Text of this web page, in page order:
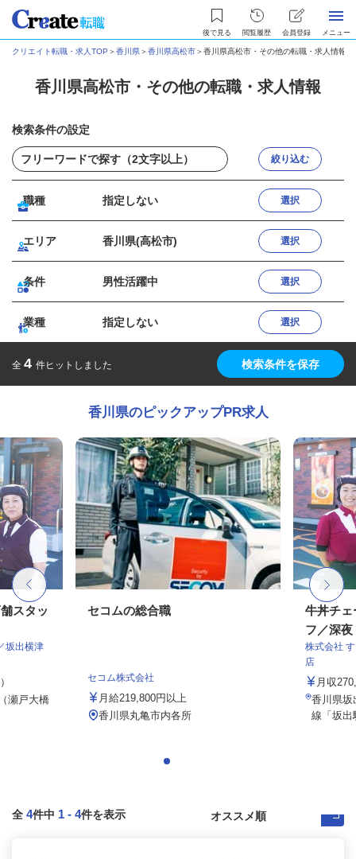
後で見る 閲覧履歴 会員登録 メニュー
クリエイト転職・求人TOP ＞香川県＞香川県高松市＞香川県高松市・その他の転職・求人情報
香川県高松市・その他の転職・求人情報
検索条件の設定
絞り込む
職種 指定しない 選択
エリア 香川県(高松市) 選択
条件 男性活躍中 選択
業種 指定しない 選択
全 4 件ヒットしました 検索条件を保存
香川県のピックアップPR求人
スタッ
坂出横津
瀬戸大橋
セコムの総合職
セコム株式会社
月給219,800円以上
香川県丸亀市内各所
牛丼チェ
フ／深夜
株式会社
店
月収
香川県坂
線「坂出
全 4件中 1 - 4件を表示